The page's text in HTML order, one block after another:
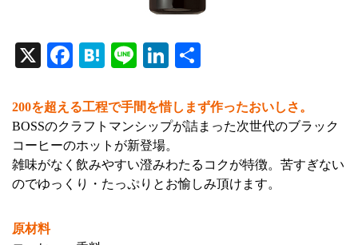
X
Fa
bo
ok
H
en
a
Li
Li
ed
In
200を超える工程で手間を惜しまず作ったおいしさ。
BOSSのクラフトマンシップが詰まった次世代のブラック
コーヒーのホットが新登場。
雑味がなく飲みやすい澄みわたるコクが特徴。苦すぎない
のでゆっくり・たっぷりとお愉しみ頂けます。
原材料